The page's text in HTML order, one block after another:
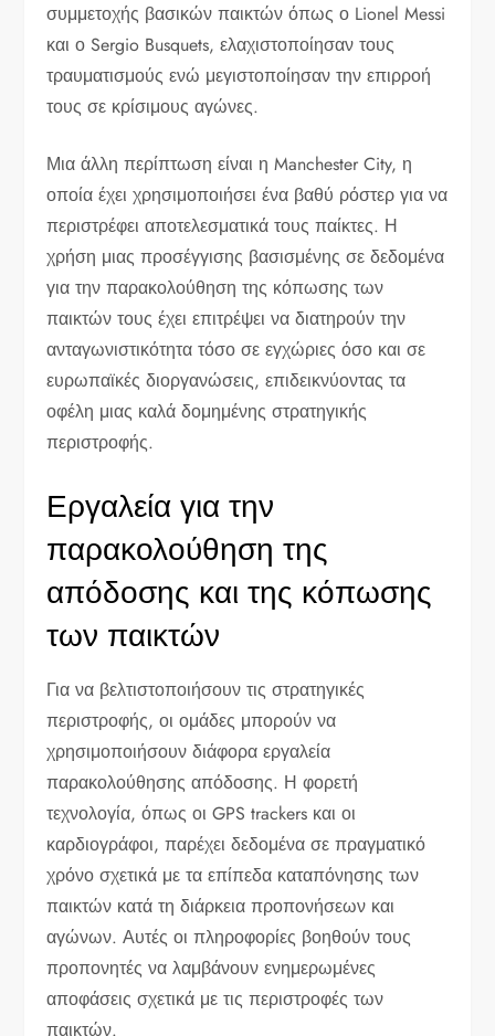
συμμετοχής βασικών παικτών όπως ο Lionel Messi
και ο Sergio Busquets, ελαχιστοποίησαν τους
τραυματισμούς ενώ μεγιστοποίησαν την επιρροή
τους σε κρίσιμους αγώνες.
Μια άλλη περίπτωση είναι η Manchester City, η
οποία έχει χρησιμοποιήσει ένα βαθύ ρόστερ για να
περιστρέφει αποτελεσματικά τους παίκτες. Η
χρήση μιας προσέγγισης βασισμένης σε δεδομένα
για την παρακολούθηση της κόπωσης των
παικτών τους έχει επιτρέψει να διατηρούν την
ανταγωνιστικότητα τόσο σε εγχώριες όσο και σε
ευρωπαϊκές διοργανώσεις, επιδεικνύοντας τα
οφέλη μιας καλά δομημένης στρατηγικής
περιστροφής.
Εργαλεία για την
παρακολούθηση της
απόδοσης και της κόπωσης
των παικτών
Για να βελτιστοποιήσουν τις στρατηγικές
περιστροφής, οι ομάδες μπορούν να
χρησιμοποιήσουν διάφορα εργαλεία
παρακολούθησης απόδοσης. Η φορετή
τεχνολογία, όπως οι GPS trackers και οι
καρδιογράφοι, παρέχει δεδομένα σε πραγματικό
χρόνο σχετικά με τα επίπεδα καταπόνησης των
παικτών κατά τη διάρκεια προπονήσεων και
αγώνων. Αυτές οι πληροφορίες βοηθούν τους
προπονητές να λαμβάνουν ενημερωμένες
αποφάσεις σχετικά με τις περιστροφές των
παικτών.